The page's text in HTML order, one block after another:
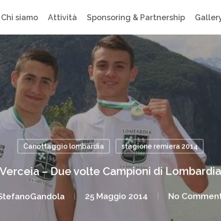
Chi siamo Attività Sponsoring & Partnership
Canottaggio lombardia stagione remiera 2014
Verceia – Due volte Campioni di Lombardia
25 Maggio 2014 No